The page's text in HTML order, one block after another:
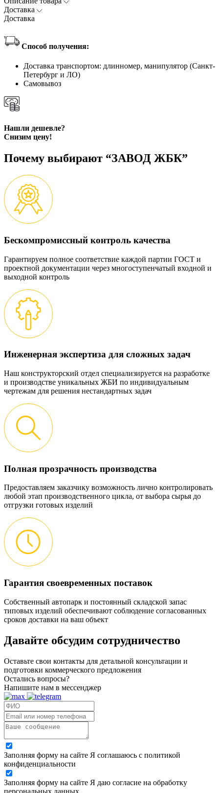
Доставка
Доставка
Способ получения:
Доставка транспортом: длинномер, манипулятор (Санкт-
Петербург и ЛО)
Самовывоз
Нашли дешевле?
Снизим цену!
Почему выбирают “ЗАВОД ЖБК”
Бескомпромиссный контроль качества
Гарантируем полное соответствие каждой партии ГОСТ и
проектной документации через многоступенчатый входной и
выходной контроль
Инженерная экспертиза для сложных задач
Наш конструкторский отдел специализируется на разработке
и производстве уникальных ЖБИ по индивидуальным
чертежам для решения нестандартных задач
Полная прозрачность производства
Предоставляем заказчику возможность лично контролировать
любой этап производственного цикла, от выбора сырья до
отгрузки готовых изделий
Гарантия своевременных поставок
Собственный автопарк и постоянный складской запас
типовых изделий обеспечивают соблюдение согласованных
сроков доставки на ваш объект
Давайте обсудим сотрудничество
Оставьте свои контакты для детальной консультации и
подготовки коммерческого предложения
Остались вопросы?
Напишите нам в мессенджер
Заполняя форму на сайте Я соглашаюсь с политикой
конфиденциальности
Заполняя форму на сайте Я даю согласие на обработку
персональных данных.